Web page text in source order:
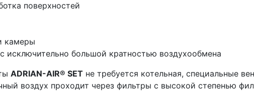
поверхностей
камеры
исключительно большой кратностью воздухообмена
ADRIAN-AIR® SETне требуется котельная, специальные
воздух проходит через фильтры с высокой степенью